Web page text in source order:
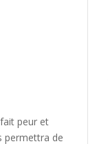
peur et
permettra de